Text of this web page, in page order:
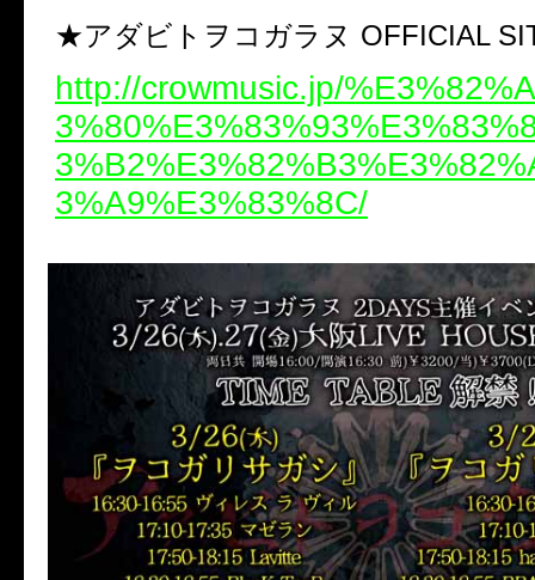
★アダビトヲコガラヌ OFFICIAL
http://crowmusic.jp/
3%A9%E3%83%8C/